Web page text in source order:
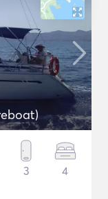
3 4